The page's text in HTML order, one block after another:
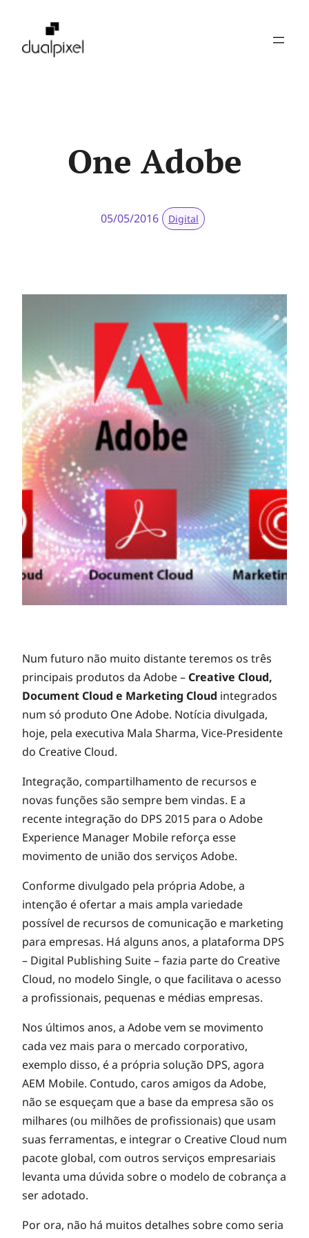
One Adobe
05/05/2016 Digital
Num futuro não muito distante teremos os três
principais produtos da Adobe – Creative Cloud,
Document Cloud e Marketing Cloud integrados
num só produto One Adobe. Notícia divulgada,
hoje, pela executiva Mala Sharma, Vice-Presidente
do Creative Cloud.
Integração, compartilhamento de recursos e
novas funções são sempre bem vindas. E a
recente integração do DPS 2015 para o Adobe
Experience Manager Mobile reforça esse
movimento de união dos serviços Adobe.
Conforme divulgado pela própria Adobe, a
intenção é ofertar a mais ampla variedade
possível de recursos de comunicação e marketing
para empresas. Há alguns anos, a plataforma DPS
– Digital Publishing Suite – fazia parte do Creative
Cloud, no modelo Single, o que facilitava o acesso
a profissionais, pequenas e médias empresas.
Nos últimos anos, a Adobe vem se movimento
cada vez mais para o mercado corporativo,
exemplo disso, é a própria solução DPS, agora
AEM Mobile. Contudo, caros amigos da Adobe,
não se esqueçam que a base da empresa são os
milhares (ou milhões de profissionais) que usam
suas ferramentas, e integrar o Creative Cloud num
pacote global, com outros serviços empresariais
levanta uma dúvida sobre o modelo de cobrança a
ser adotado.
Por ora, não há muitos detalhes sobre como seria